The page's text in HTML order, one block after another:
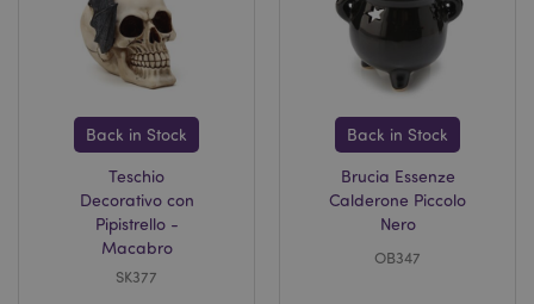
Back in Stock
Teschio
Decorativo con
Pipistrello -
Macabro
SK377
Back in Stock
Brucia Essenze
Calderone Piccolo
Nero
OB347